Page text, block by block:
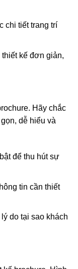
chi tiết trang trí
kế đơn giản,
Hãy chắc
dễ hiểu và
để thu hút sự
tin cần thiết
do tại sao khách